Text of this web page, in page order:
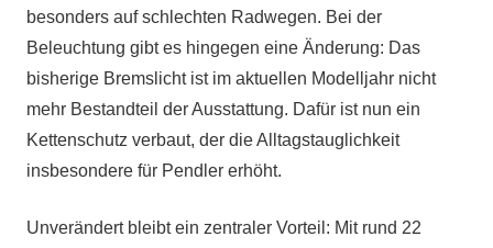
besonders auf schlechten Radwegen. Bei der
Beleuchtung gibt es hingegen eine Änderung: Das
bisherige Bremslicht ist im aktuellen Modelljahr nicht
mehr Bestandteil der Ausstattung. Dafür ist nun ein
Kettenschutz verbaut, der die Alltagstauglichkeit
insbesondere für Pendler erhöht.
Unverändert bleibt ein zentraler Vorteil: Mit rund 22